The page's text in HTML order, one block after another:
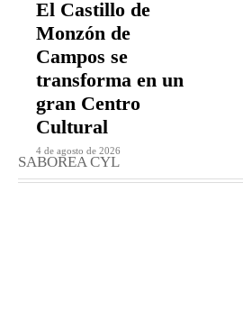
El Castillo de
Monzón de
Campos se
transforma en un
gran Centro
Cultural
4 de agosto de 2026
SABOREA CYL